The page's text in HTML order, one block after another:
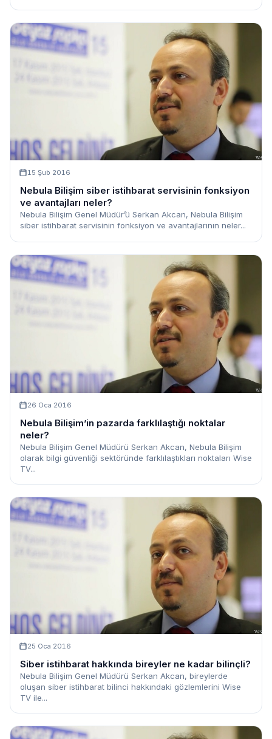
15 Şub 2016
Nebula Bilişim siber istihbarat servisinin fonksiyon
ve avantajları neler?
Nebula Bilişim Genel Müdür’ü Serkan Akcan, Nebula Bilişim
siber istihbarat servisinin fonksiyon ve avantajlarının neler...
26 Oca 2016
Nebula Bilişim’in pazarda farklılaştığı noktalar
neler?
Nebula Bilişim Genel Müdürü Serkan Akcan, Nebula Bilişim
olarak bilgi güvenliği sektöründe farklılaştıkları noktaları Wise
TV...
25 Oca 2016
Siber istihbarat hakkında bireyler ne kadar bilinçli?
Nebula Bilişim Genel Müdürü Serkan Akcan, bireylerde
oluşan siber istihbarat bilinci hakkındaki gözlemlerini Wise
TV ile...